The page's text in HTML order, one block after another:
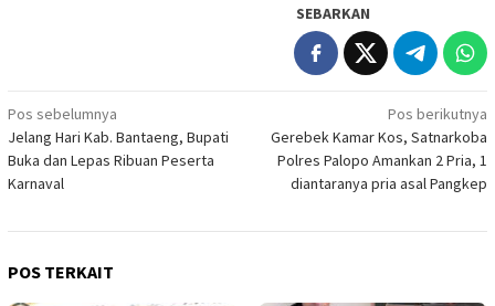
SEBARKAN
Navigasi
pos
Pos sebelumnya
Jelang Hari Kab. Bantaeng, Bupati
Buka dan Lepas Ribuan Peserta
Karnaval
Pos berikutnya
Gerebek Kamar Kos, Satnarkoba
Polres Palopo Amankan 2 Pria, 1
diantaranya pria asal Pangkep
POS TERKAIT